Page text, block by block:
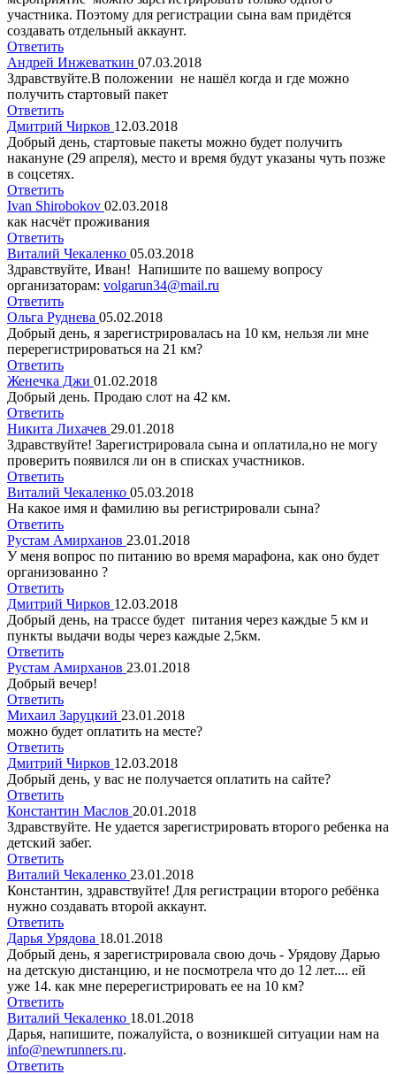
участника. Поэтому для регистрации сына вам придётся
создавать отдельный аккаунт.
Ответить
Андрей Инжеваткин 07.03.2018
Здравствуйте.В положении не нашёл когда и где можно
получить стартовый пакет
Ответить
Дмитрий Чирков 12.03.2018
Добрый день, стартовые пакеты можно будет получить
накануне (29 апреля), место и время будут указаны чуть позже
в соцсетях.
Ответить
Ivan Shirobokov 02.03.2018
как насчёт проживания
Ответить
Виталий Чекаленко 05.03.2018
Здравствуйте, Иван! Напишите по вашему вопросу
организаторам: volgarun34@mail.ru
Ответить
Ольга Руднева 05.02.2018
Добрый день, я зарегистрировалась на 10 км, нельзя ли мне
перерегистрироваться на 21 км?
Ответить
Женечка Джи 01.02.2018
Добрый день. Продаю слот на 42 км.
Ответить
Никита Лихачев 29.01.2018
Здравствуйте! Зарегистрировала сына и оплатила,но не могу
проверить появился ли он в списках участников.
Ответить
Виталий Чекаленко 05.03.2018
На какое имя и фамилию вы регистрировали сына?
Ответить
Рустам Амирханов 23.01.2018
У меня вопрос по питанию во время марафона, как оно будет
организованно ?
Ответить
Дмитрий Чирков 12.03.2018
Добрый день, на трассе будет питания через каждые 5 км и
пункты выдачи воды через каждые 2,5км.
Ответить
Рустам Амирханов 23.01.2018
Добрый вечер!
Ответить
Михаил Заруцкий 23.01.2018
можно будет оплатить на месте?
Ответить
Дмитрий Чирков 12.03.2018
Добрый день, у вас не получается оплатить на сайте?
Ответить
Константин Маслов 20.01.2018
Здравствуйте. Не удается зарегистрировать второго ребенка на
детский забег.
Ответить
Виталий Чекаленко 23.01.2018
Константин, здравствуйте! Для регистрации второго ребёнка
нужно создавать второй аккаунт.
Ответить
Дарья Урядова 18.01.2018
Добрый день, я зарегистрировала свою дочь - Урядову Дарью
на детскую дистанцию, и не посмотрела что до 12 лет.... ей
уже 14. как мне перерегистрировать ее на 10 км?
Ответить
Виталий Чекаленко 18.01.2018
Дарья, напишите, пожалуйста, о возникшей ситуации нам на
info@newrunners.ru.
Ответить